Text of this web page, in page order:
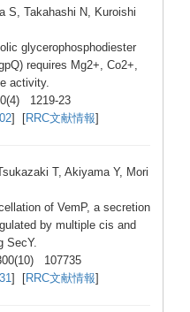
S, Takahashi N, Kuroishi
olic glycerophosphodiester
) requires Mg2+, Co2+,
e activity.
) 1219-23
RRC文献情報
zaki T, Akiyama Y, Mori
llation of VemP, a secretion
ated by multiple cis and
SecY.
0) 107735
RRC文献情報